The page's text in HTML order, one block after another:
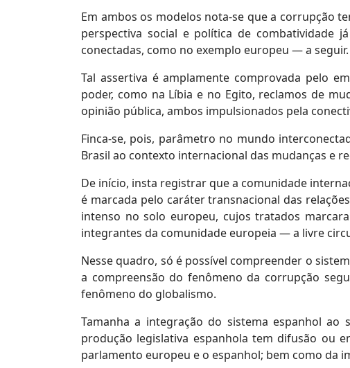
Em ambos os modelos nota-se que a corrupção
perspectiva social e política de combatividade
conectadas, como no exemplo europeu — a seguir.
Tal assertiva é amplamente comprovada pelo
poder, como na Líbia e no Egito, reclamos de
opinião pública, ambos impulsionados pela
Finca-se, pois, parâmetro no mundo
Brasil ao contexto internacional das mudanças e
De início, insta registrar que a comunidade
é marcada pelo caráter transnacional das
intenso no solo europeu, cujos tratados
integrantes da comunidade europeia — a livre
Nesse quadro, só é possível compreender o
a compreensão do fenômeno da corrupção
fenômeno do globalismo.
Tamanha a integração do sistema espanhol
produção legislativa espanhola tem difusão ou
parlamento europeu e o espanhol; bem como da